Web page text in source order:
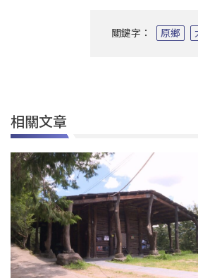
關鍵字： 原鄉
相關文章